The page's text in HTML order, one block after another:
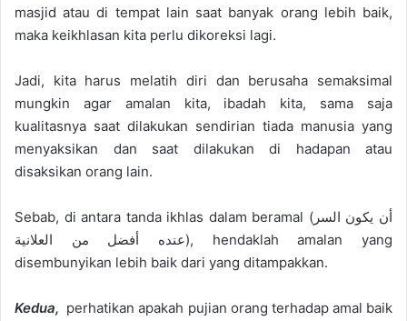
masjid atau di tempat lain saat banyak orang lebih baik,
maka keikhlasan kita perlu dikoreksi lagi.
Jadi, kita harus melatih diri dan berusaha semaksimal
mungkin agar amalan kita, ibadah kita, sama saja
kualitasnya saat dilakukan sendirian tiada manusia yang
menyaksikan dan saat dilakukan di hadapan atau
disaksikan orang lain.
Sebab, di antara tanda ikhlas dalam beramal (أن يكون السر
عنده أفضل من العلانية), hendaklah amalan yang
disembunyikan lebih baik dari yang ditampakkan.
Kedua, perhatikan apakah pujian orang terhadap amal baik